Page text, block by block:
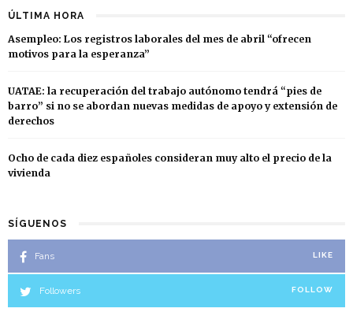
ÚLTIMA HORA
Asempleo: Los registros laborales del mes de abril “ofrecen
motivos para la esperanza”
UATAE: la recuperación del trabajo autónomo tendrá “pies de
barro” si no se abordan nuevas medidas de apoyo y extensión de
derechos
Ocho de cada diez españoles consideran muy alto el precio de la
vivienda
SÍGUENOS
Fans LIKE
Followers FOLLOW